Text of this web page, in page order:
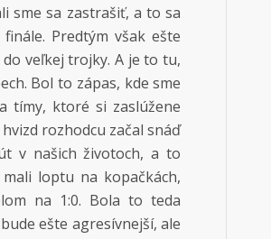
sme sa zastrašiť, a to sa
Predtým však ešte
veľkej trojky. A je to tu,
Bol to zápas, kde sme
tímy, ktoré si zaslúžene
rozhodcu začal snáď
v našich životoch, a to
loptu na kopačkách,
na 1:0. Bola to teda
ešte agresívnejší, ale